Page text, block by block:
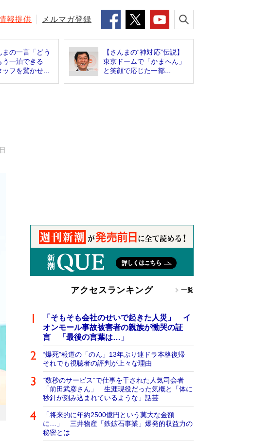
報提供 メルマガ登録
まの一言「どう
一泊できる
フを驚かせ...
【さんまの“神対応”伝説】
東京ドームで「かまへん」
と笑顔で応じた一部...
アクセスランキング 一覧
「そもそも会社のせいで起きた人災」 イ
オンモール事故被害者の親族が慟哭の証
言 「最後の言葉は…」
“爆死”報道の「のん」13年ぶり連ドラ本格復帰
それでも視聴者の評判が上々な理由
“数秒のサービス”で仕事を干された人気司会者
「前田武彦さん」 生涯現役だった気概と「体に
秒針が刻み込まれているような」話芸
「将来的に年約2500億円という莫大な金額
に…」 三井物産「鉄鉱石事業」爆発的収益力の
秘密とは